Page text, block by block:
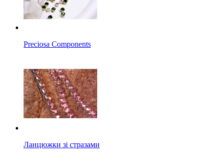
Preciosa Components
Ланцюжки зі стразами